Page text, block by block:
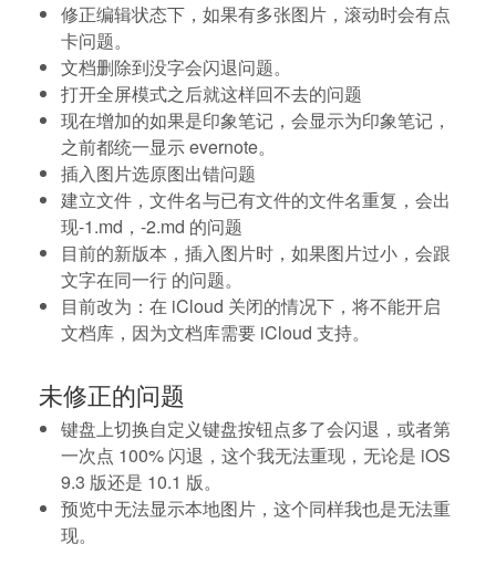
修正编辑状态下，如果有多张图片，滚动时会有点
卡问题。
文档删除到没字会闪退问题。
打开全屏模式之后就这样回不去的问题
现在增加的如果是印象笔记，会显示为印象笔记，
之前都统一显示 evernote。
插入图片选原图出错问题
建立文件，文件名与已有文件的文件名重复，会出
现-1.md，-2.md 的问题
目前的新版本，插入图片时，如果图片过小，会跟
文字在同一行 的问题。
目前改为：在 iCloud 关闭的情况下，将不能开启
文档库，因为文档库需要 iCloud 支持。
未修正的问题
键盘上切换自定义键盘按钮点多了会闪退，或者第
一次点 100% 闪退，这个我无法重现，无论是 iOS
9.3 版还是 10.1 版。
预览中无法显示本地图片，这个同样我也是无法重
现。